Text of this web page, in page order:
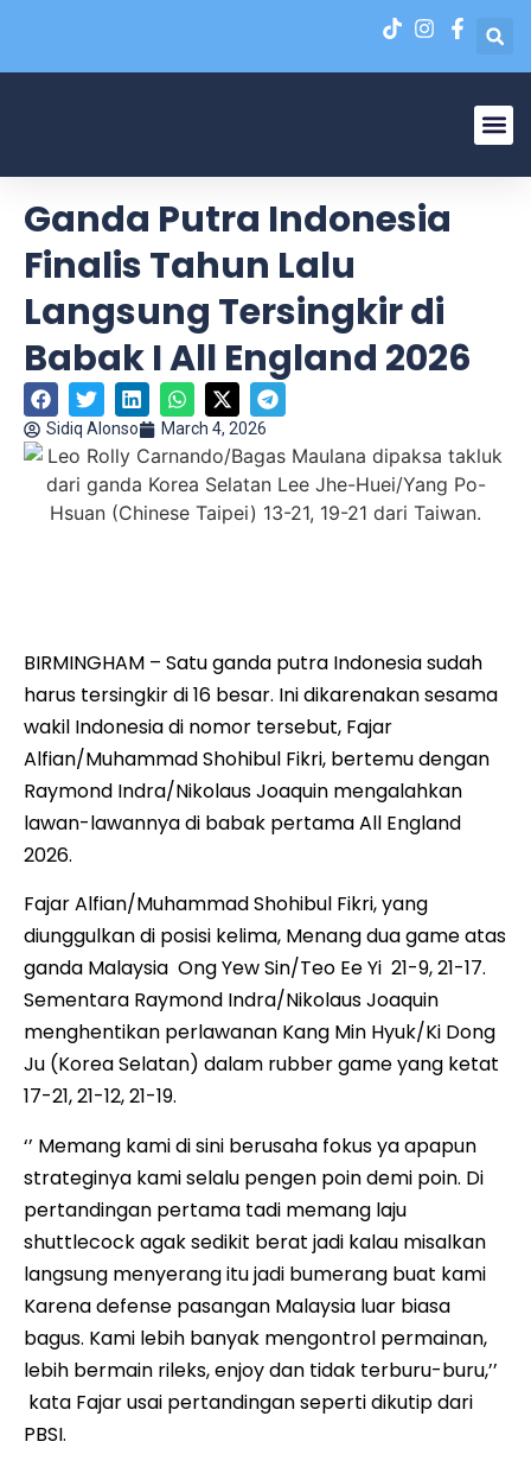
Ganda Putra Indonesia
Finalis Tahun Lalu
Langsung Tersingkir di
Babak I All England 2026
Sidiq Alonso March 4, 2026
BIRMINGHAM – Satu ganda putra Indonesia sudah
harus tersingkir di 16 besar. Ini dikarenakan sesama
wakil Indonesia di nomor tersebut, Fajar
Alfian/Muhammad Shohibul Fikri, bertemu dengan
Raymond Indra/Nikolaus Joaquin mengalahkan
lawan-lawannya di babak pertama All England
2026.
Fajar Alfian/Muhammad Shohibul Fikri, yang
diunggulkan di posisi kelima, Menang dua game atas
ganda Malaysia Ong Yew Sin/Teo Ee Yi 21-9, 21-17.
Sementara Raymond Indra/Nikolaus Joaquin
menghentikan perlawanan Kang Min Hyuk/Ki Dong
Ju (Korea Selatan) dalam rubber game yang ketat
17-21, 21-12, 21-19.
‘’ Memang kami di sini berusaha fokus ya apapun
strateginya kami selalu pengen poin demi poin. Di
pertandingan pertama tadi memang laju
shuttlecock agak sedikit berat jadi kalau misalkan
langsung menyerang itu jadi bumerang buat kami
Karena defense pasangan Malaysia luar biasa
bagus. Kami lebih banyak mengontrol permainan,
lebih bermain rileks, enjoy dan tidak terburu-buru,’’
kata Fajar usai pertandingan seperti dikutip dari
PBSI.